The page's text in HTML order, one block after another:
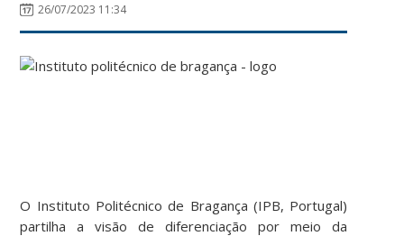
26/07/2023 11:34
O Instituto Politécnico de Bragança (IPB, Portugal)
partilha a visão de diferenciação por meio da